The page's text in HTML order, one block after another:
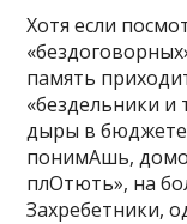
Хотя если
память
«бездельники и
дыры в бюджете
понимАшь,
плОтють», на
Захребетники,